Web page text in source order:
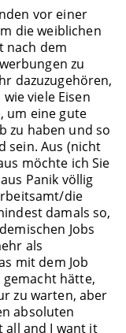
vor einer
die weiblichen
nach dem
zu
dazuzugehören,
viele Eisen
um eine gute
zu haben und so
sein. Aus (nicht
möchte ich Sie
Panik völlig
die
damals so,
Jobs
als
mit dem Job
gemacht hätte,
zu warten, aber
absoluten
all and I want it